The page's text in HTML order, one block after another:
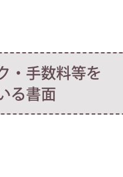
・手数料等を
る書面